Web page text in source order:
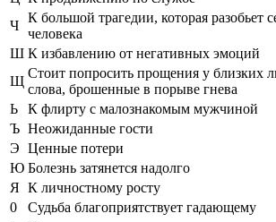
Ч
К большой трагедии, которая разобьет
человека
Ш К избавлению от негативных эмоций
Щ
Стоит попросить прощения у близких
слова, брошенные в порыве гнева
Ь
К флирту с малознакомым мужчиной
Ъ Неожиданные гости
Э Ценные потери
Ю Болезнь затянется надолго
Я К личностному росту
0
Судьба благоприятствует гадающему